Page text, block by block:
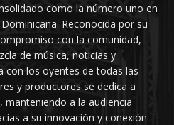
como la número uno en
Reconocida por su
con la comunidad,
de música, noticias y
con los oyentes de todas las
y productores se dedica a
manteniendo a la audiencia
a su innovación y conexión